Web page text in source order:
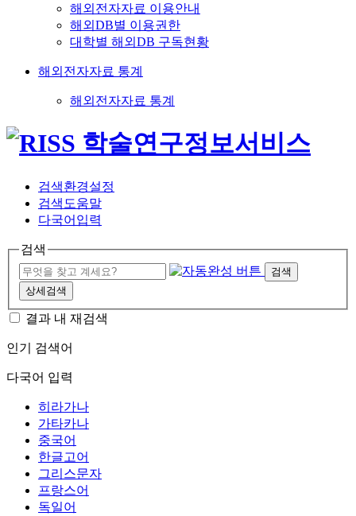
해외전자자료 이용안내
해외DB별 이용권한
대학별 해외DB 구독현황
해외전자자료 통계
해외전자자료 통계
검색환경설정
검색도움말
다국어입력
검색
검색
상세검색
결과 내 재검색
인기 검색어
다국어 입력
히라가나
가타카나
중국어
한글고어
그리스문자
프랑스어
독일어